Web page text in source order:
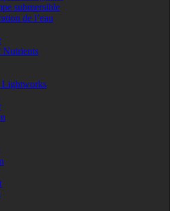
submersible
de l’eau
Nutrients